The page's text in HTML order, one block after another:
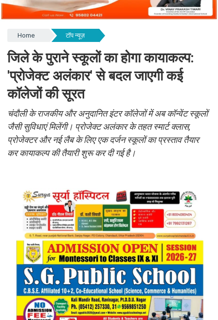
Home टॉप न्यूज़
जिले के पुराने स्कूलों का होगा कायाकल्प:
'प्रोजेक्ट अलंकार' से बदल जाएगी कई
कॉलेजों की सूरत
चंदौली के राजकीय और अनुदानित इंटर कॉलेजों में अब कॉन्वेंट स्कूलों
जैसी सुविधाएं मिलेंगी। प्रोजेक्ट अलंकार के तहत स्मार्ट क्लास,
प्रोजेक्टर और नई लैब के लिए एक दर्जन स्कूलों का प्रस्ताव तैयार
कर कायाकल्प की तैयारी शुरू कर दी गई है।